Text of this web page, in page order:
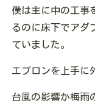
僕は主に中の工事
るのに床下でアダ
ていました。
エプロンを上手に
台風の影響か梅雨